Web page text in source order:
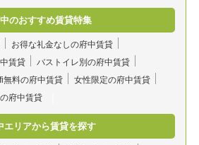
のおすすめ賃貸特集
お得な礼金なしの府中賃貸
賃貸
バストイレ別の府中賃貸
無料の府中賃貸
女性限定の府中賃貸
府中賃貸
エリアから賃貸を探す